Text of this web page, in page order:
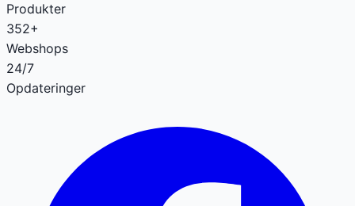
Produkter
352+
Webshops
24/7
Opdateringer